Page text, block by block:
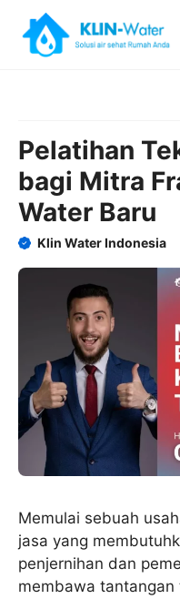
content
Pelatihan
bagi Mitra
Water Baru
Klin Water Indonesia
Memulai sebuah
jasa yang
penjernihan dan
membawa